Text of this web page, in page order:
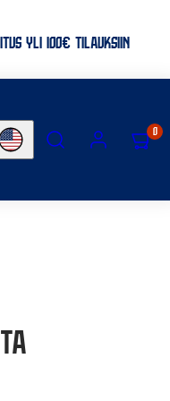
YLI 100€ TILAUKSIIN
Country/region
SEARCH ACCOUNTVIEW
MY
(0)
0